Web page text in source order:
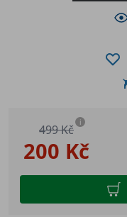
200 Kč
499 Kč i